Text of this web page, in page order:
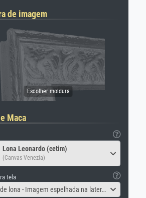
de imagem
Maca
Lona Leonardo (cetim)
(Canvas Venezia)
tela
Quadro de lona - Imagem espelhada na lateral